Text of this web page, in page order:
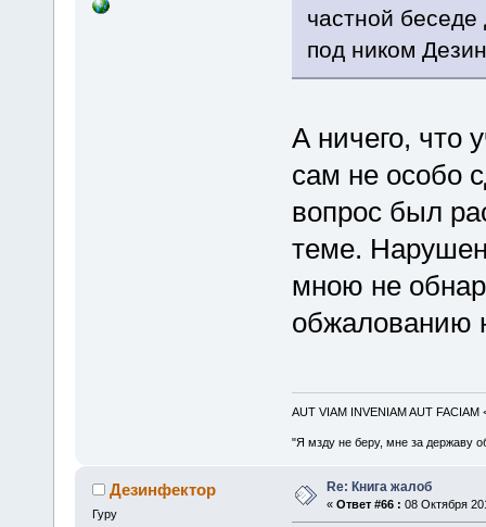
частной
под ником
А ничего, что
сам не особо
вопрос был
теме.
мною не
обжалованию
AUT VIAM INVENIAM AUT FACIAM
"Я мзду не беру, мне за державу
Дезинфектор
Гуру
Re: Книга жалоб
« Ответ #66 : 08 Октября